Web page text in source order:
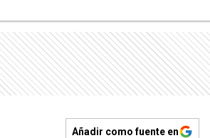
Añadir como fuente en